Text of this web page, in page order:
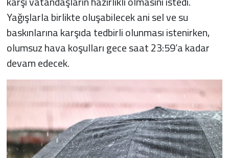
Yağışlarla birlikte oluşabilecek ani sel ve su
baskınlarına karşıda tedbirli olunması istenirken,
olumsuz hava koşulları gece saat 23:59’a kadar
devam edecek.